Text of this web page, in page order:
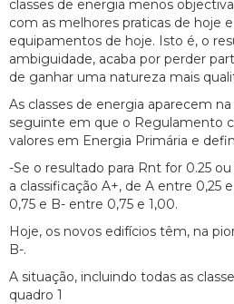
classes de energia menos
com as melhores praticas de hoje
equipamentos de hoje. Isto é, o
ambiguidade, acaba por perder
de ganhar uma natureza mais
As classes de energia aparecem
seguinte em que o Regulamento
valores em Energia Primária e
-Se o resultado para Rnt for 0.25
a classificação A+, de A entre 0,25
0,75 e B- entre 0,75 e 1,00.
Hoje, os novos edifícios têm, na
B-.
A situação, incluindo todas as
quadro 1